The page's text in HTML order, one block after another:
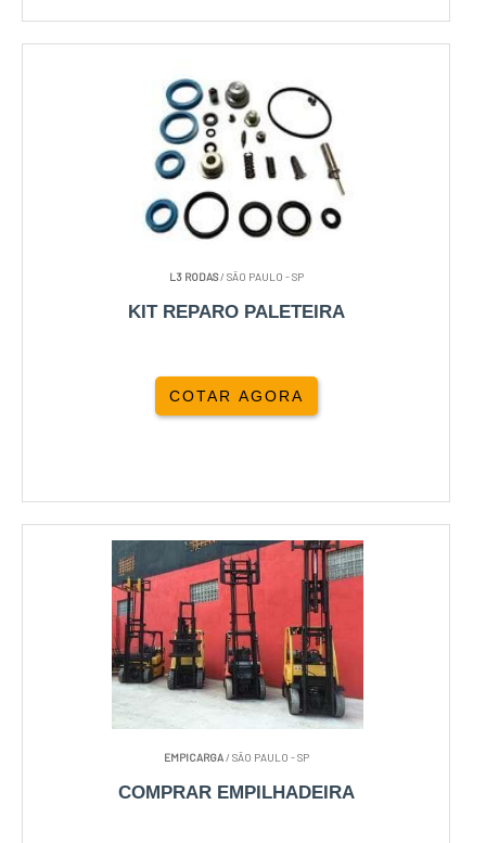
L3 RODAS/ SÃO PAULO - SP
KIT REPARO PALETEIRA
COTAR AGORA
EMPICARGA/ SÃO PAULO - SP
COMPRAR EMPILHADEIRA